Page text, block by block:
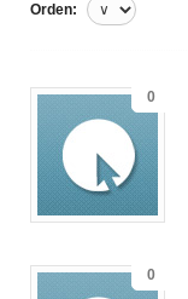
Orden:
0
0